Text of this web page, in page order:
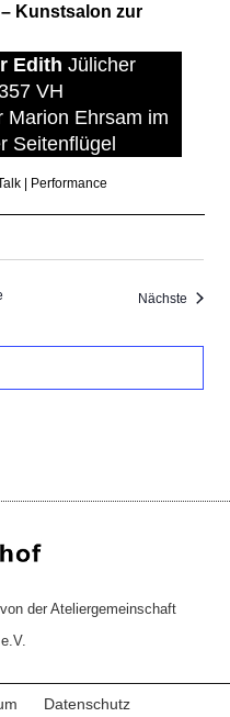
Kunstsalon zur
Edith Jülicher
VH
Marion Ehrsam im
Seitenflügel
| Performance
Nächste
der Ateliergemeinschaft
Datenschutz